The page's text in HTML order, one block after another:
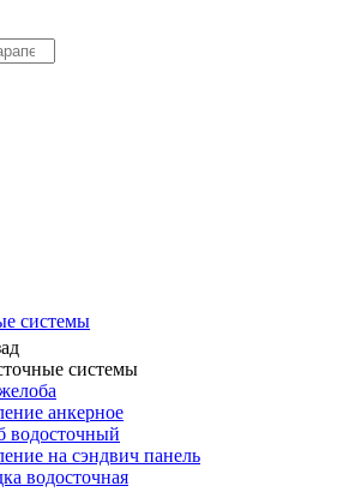
системы
системы
анкерное
водосточный
на сэндвич панель
водосточная